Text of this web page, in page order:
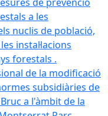
a les
nuclis de població,
instal·lacions
forestals .
de la modificació
subsidiàries de
a l'àmbit de la